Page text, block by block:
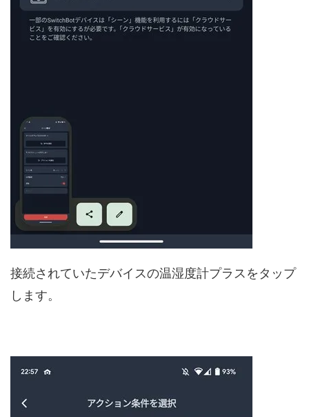
接続されていたデバイスの温湿度計プラスをタップ
します。